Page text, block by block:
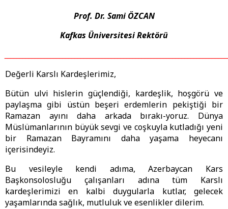
Prof. Dr. Sami ÖZCAN
Kafkas Üniversitesi Rektörü
Değerli Karslı Kardeşlerimiz,
Bütün ulvi hislerin güçlendiği, kardeşlik, hoşgörü ve
paylaşma gibi üstün beşeri erdemlerin pekiştiği bir
Ramazan ayını daha arkada bırakı-yoruz. Dünya
Müslümanlarının büyük sevgi ve coşkuyla kutladığı yeni
bir Ramazan Bayramını daha yaşama heyecanı
içerisindeyiz.
Bu vesileyle kendi adıma, Azerbaycan Kars
Başkonsolosluğu çalışanları adına tüm Karslı
kardeşlerimizi en kalbi duygularla kutlar, gelecek
yaşamlarında sağlık, mutluluk ve esenlikler dilerim.